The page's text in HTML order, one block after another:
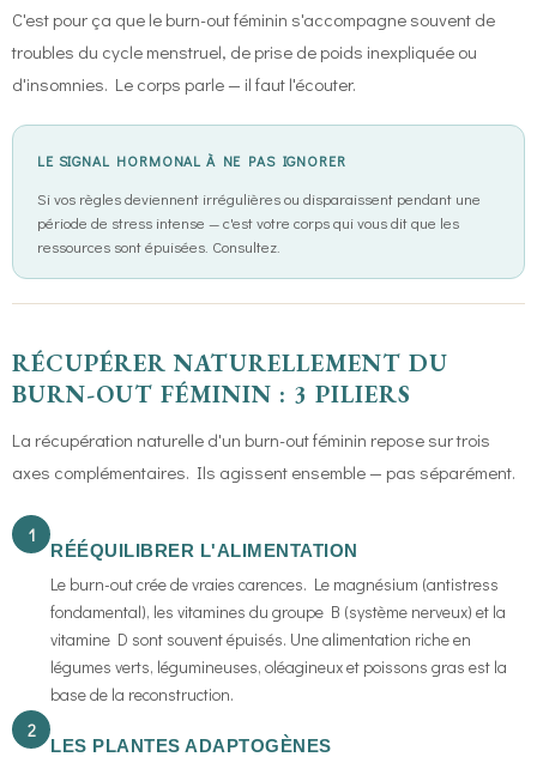
C'est pour ça que le burn-out féminin s'accompagne souvent de
troubles du cycle menstruel, de prise de poids inexpliquée ou
d'insomnies. Le corps parle — il faut l'écouter.
LE SIGNAL HORMONAL À NE PAS IGNORER
Si vos règles deviennent irrégulières ou disparaissent pendant une
période de stress intense — c'est votre corps qui vous dit que les
ressources sont épuisées. Consultez.
RÉCUPÉRER NATURELLEMENT DU
BURN-OUT FÉMININ : 3 PILIERS
La récupération naturelle d'un burn-out féminin repose sur trois
axes complémentaires. Ils agissent ensemble — pas séparément.
1
RÉÉQUILIBRER L'ALIMENTATION
Le burn-out crée de vraies carences. Le magnésium (antistress
fondamental), les vitamines du groupe B (système nerveux) et la
vitamine D sont souvent épuisés. Une alimentation riche en
légumes verts, légumineuses, oléagineux et poissons gras est la
base de la reconstruction.
2
LES PLANTES ADAPTOGÈNES